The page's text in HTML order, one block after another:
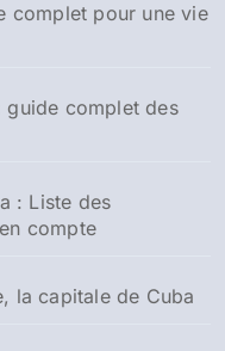
complet pour une vie
guide complet des
: Liste des
compte
la capitale de Cuba